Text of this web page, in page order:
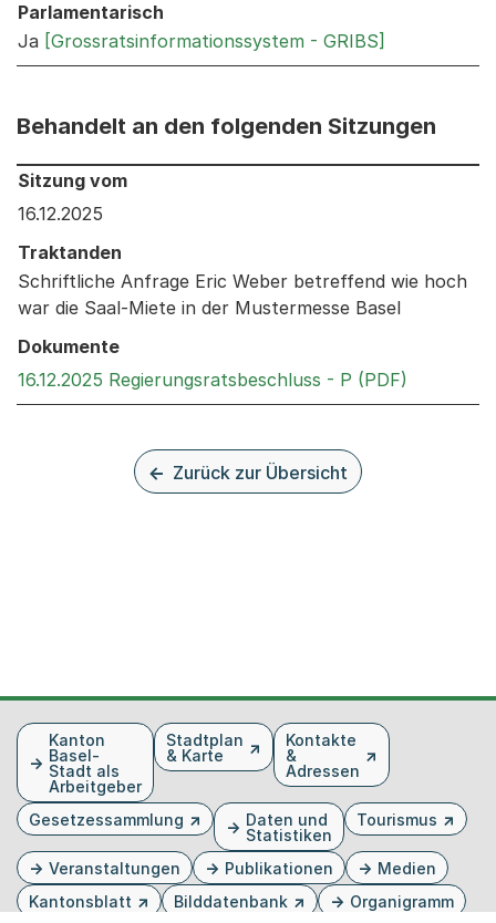
Parlamentarisch
Ja [Grossratsinformationssystem - GRIBS]
Behandelt an den folgenden Sitzungen
Behandelt an den folgenden Sitzungen: Informationen
Sitzung vom
16.12.2025
Traktanden
Schriftliche Anfrage Eric Weber betreffend wie hoch
war die Saal-Miete in der Mustermesse Basel
Dokumente
16.12.2025 Regierungsratsbeschluss - P (PDF)
Zurück zur Übersicht
FusszeileKanton
Basel-
Stadt als
Arbeitgeber
Stadtplan
& Karte
Kontakte
&
Adressen
Gesetzessammlung
Daten und
Statistiken
Tourismus
Veranstaltungen Publikationen
Medien
Kantonsblatt
Bilddatenbank Organigramm